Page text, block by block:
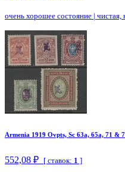
очень хорошее состояние | чистая,
Armenia 1919 Ovpts, Sc 63a, 65a, 71 &
552,08 ₽ [ ставок: 1 ]